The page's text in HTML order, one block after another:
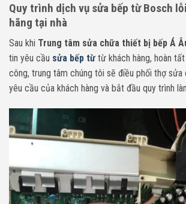
Quy trình dịch vụ sửa bếp từ Bosch
hãng tại nhà
Sau khi Trung tâm sửa chữa thiết bị bếp Á
tin yêu cầu sửa bếp từ từ khách hàng, hoàn
công, trung tâm chúng tôi sẽ điều phối thợ sửa
yêu cầu của khách hàng và bắt đầu quy trình